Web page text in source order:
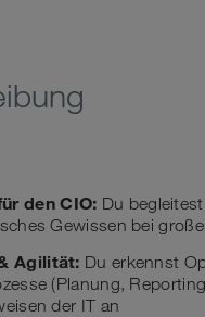
den CIO: Du
Gewissen bei
Agilität: Du erkennst
(Planung,
der IT an